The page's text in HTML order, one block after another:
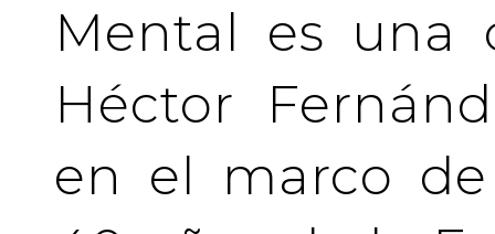
Mental es una
Héctor
en el marco